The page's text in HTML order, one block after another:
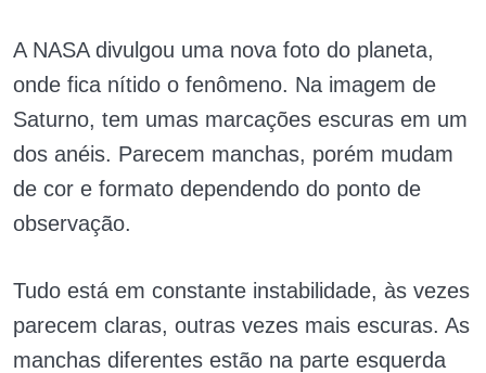
A NASA divulgou uma nova foto do planeta,
onde fica nítido o fenômeno. Na imagem de
Saturno, tem umas marcações escuras em um
dos anéis. Parecem manchas, porém mudam
de cor e formato dependendo do ponto de
observação.
Tudo está em constante instabilidade, às vezes
parecem claras, outras vezes mais escuras. As
manchas diferentes estão na parte esquerda